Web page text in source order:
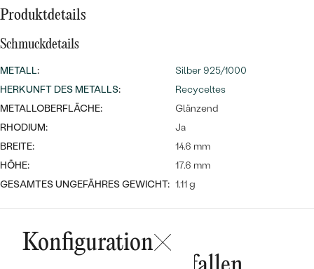
Wave Kollektion
NACH DER FARBE
NACH DER FORM
MASSGEFERTIGTER
DIAMANTEN
Ohrrinnge
ANSEHEN
Personalisierte
Halsketten
ANSEHEN
Meistverkaufte
ANSEHEN
Produktdetails
Schmuckdetails
METALL:
Silber 925/1000
HERKUNFT DES METALLS:
Recyceltes
METALLOBERFLÄCHE:
Glänzend
RHODIUM:
Ja
BREITE:
14.6 mm
HÖHE:
17.6 mm
GESAMTES UNGEFÄHRES GEWICHT: 1.11 g
Konfiguration